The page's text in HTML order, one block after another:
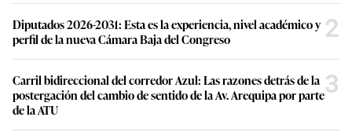
Diputados 2026-2031: Esta es la experiencia, nivel académico y
perfil de la nueva Cámara Baja del Congreso
2
Carril bidireccional del corredor Azul: Las razones detrás de la
postergación del cambio de sentido de la Av. Arequipa por parte
de la ATU
3